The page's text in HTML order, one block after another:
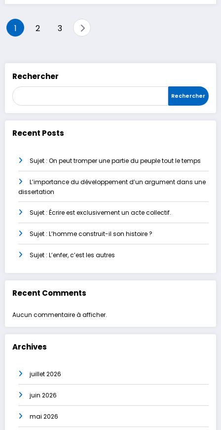
Pagination
1 2 3
Rechercher
Rechercher
Recent Posts
Sujet : On peut tromper une partie du peuple tout le temps
L’importance du développement d’un argument dans une
dissertation
Sujet : Écrire est exclusivement un acte collectif.
Sujet : L’homme construit-il son histoire ?
Sujet : L’enfer, c’est les autres
Recent Comments
Aucun commentaire à afficher.
Archives
juillet 2026
juin 2026
mai 2026